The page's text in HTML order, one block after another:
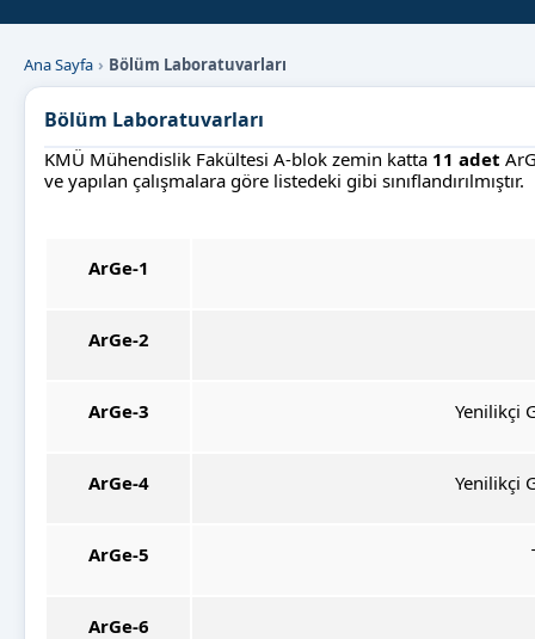
Ana Sayfa Bölüm Laboratuvarları
Bölüm Laboratuvarları
KMÜ Mühendislik Fakültesi A-blok zemin katta 11 adet
ve yapılan çalışmalara göre listedeki gibi sınıflandırılmıştır.
ArGe-1
ArGe-2
ArGe-3 Yenilikçi
ArGe-4 Yenilikçi
ArGe-5
ArGe-6